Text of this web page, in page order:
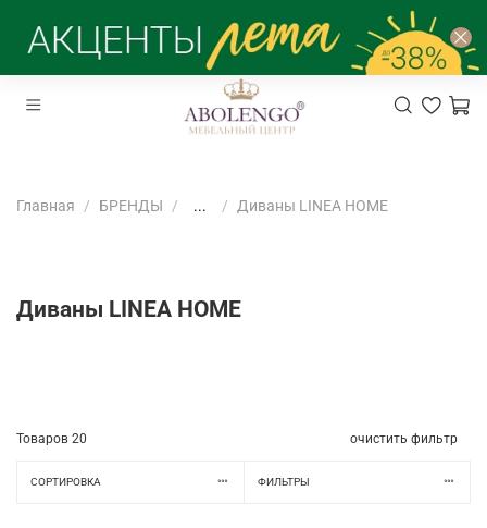
Главная БРЕНДЫ ... Диваны LINEA HOME
Диваны LINEA HOME
Товаров 20 очистить фильтр
СОРТИРОВКА ФИЛЬТРЫ